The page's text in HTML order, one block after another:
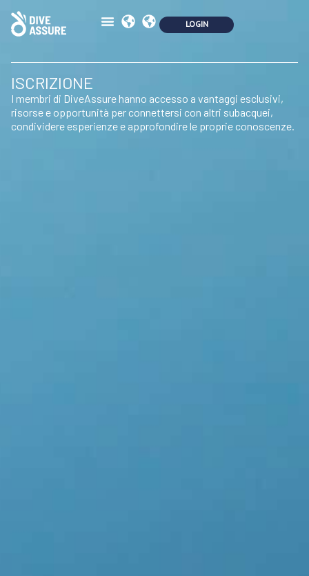
ISCRIZIONE
I membri di DiveAssure hanno accesso a vantaggi esclusivi,
risorse e opportunità per connettersi con altri subacquei,
condividere esperienze e approfondire le proprie conoscenze.